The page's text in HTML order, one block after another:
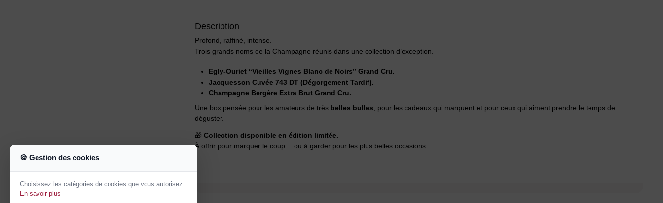
Description
Profond, raffiné, intense.
Trois grands noms de la Champagne réunis dans une collection d’exception.
Egly-Ouriet “Vieilles Vignes Blanc de Noirs” Grand Cru.
Jacquesson Cuvée 743 DT (Dégorgement Tardif).
Champagne Bergère Extra Brut Grand Cru.
Une box pensée pour les amateurs de très belles bulles, pour les cadeaux qui marquent et pour ceux qui aiment prendre le temps de
déguster.
🎁 Collection disponible en édition limitée.
À offrir pour marquer le coup… ou à garder pour les plus belles occasions.
🍪 Gestion des cookies
Choisissez les catégories de cookies que vous autorisez.
En savoir plus